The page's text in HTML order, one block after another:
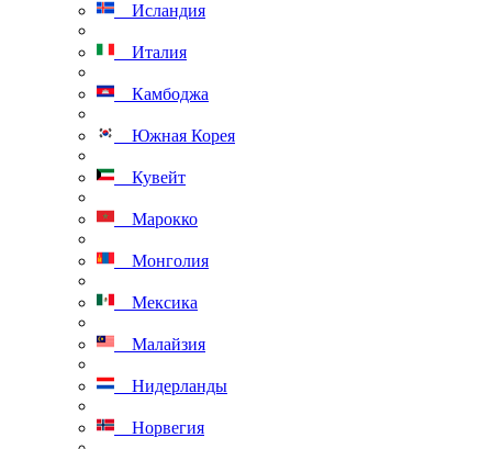
Исландия
Италия
Камбоджа
Южная Корея
Кувейт
Марокко
Монголия
Мексика
Малайзия
Нидерланды
Норвегия